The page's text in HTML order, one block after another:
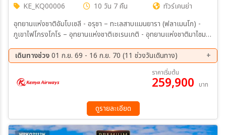
เฉพาะเดือน
เฉพาะเทศกาล
ค้นหา
KE_KQ00006 10 วัน 7 คืน
ทัวร์เคนย่า
อุทยานแห่งชาติอัมโบเซลี - อรุชา – ทะเลสาบแมนยารา (ฟลาเมนโก) -
ภูเขาไฟโกรงโกโร – อุทยานแห่งชาติเซเรนเกติ - อุทยานแห่งชาติมาไซมา
ใหญ่ทางธรรมชาติ กับการย้ายถิ่นฐานของฝูงวิลเดอร์บีช นับล้านตัว)
เดินทางช่วง01 ก.ย. 69 - 16 ก.ย. 70 (11 ช่วงวันเดินทาง)
01 ก.ย. 69 - 10 ก.ย. 69
11 ก.พ. 70 - 20 ก.พ. 70
12 มี.ค 70 - 21 มี.ค 70
01 พ.ค. 70 - 10 พ.ค. 70
18 มิ.ย 70 - 27 มิ.ย 70
06 ส.ค. 70 - 15 ส.ค. 70
15 ก.ย. 70 - 24 ก.ย. 70
ราคาเริ่มต้น
259,900 บาท
ดูรายละเอียด